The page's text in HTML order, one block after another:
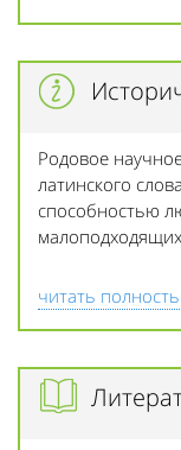
Родовое
латинского
способностью
читать